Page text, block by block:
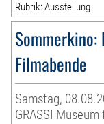
Rubrik: Ausstellung
Filmabende
Samstag,
GRASSI